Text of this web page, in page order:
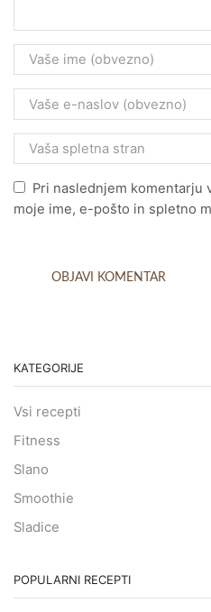
Pri naslednjem komentarju
moje ime, e-pošto in spletno
KATEGORIJE
Vsi recepti
Fitness
Slano
Smoothie
Sladice
POPULARNI RECEPTI